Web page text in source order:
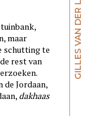
GILLES VAN DER LOO
maar
schutting te
rest van
de Jordaan,
dakhaas